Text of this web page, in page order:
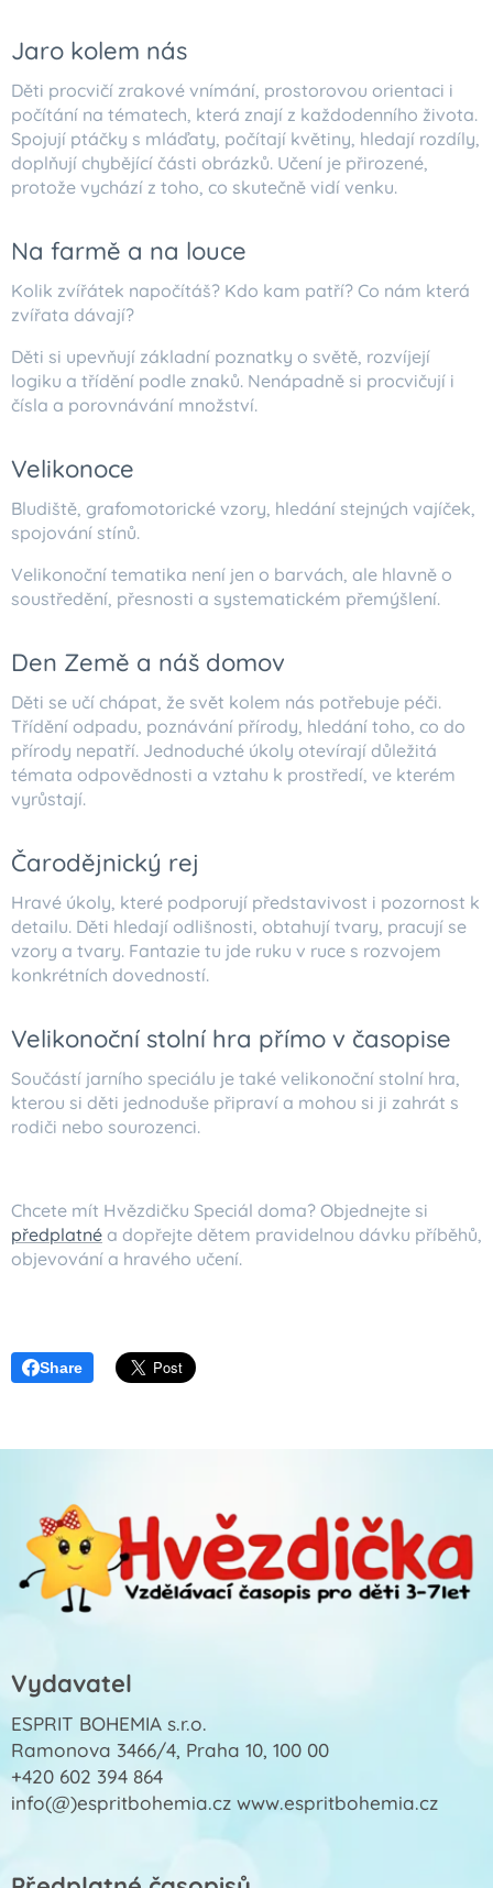
Jaro kolem nás
Děti procvičí zrakové vnímání, prostorovou orientaci i
počítání na tématech, která znají z každodenního života.
Spojují ptáčky s mláďaty, počítají květiny, hledají rozdíly,
doplňují chybějící části obrázků. Učení je přirozené,
protože vychází z toho, co skutečně vidí venku.
Na farmě a na louce
Kolik zvířátek napočítáš? Kdo kam patří? Co nám která
zvířata dávají?
Děti si upevňují základní poznatky o světě, rozvíjejí
logiku a třídění podle znaků. Nenápadně si procvičují i
čísla a porovnávání množství.
Velikonoce
Bludiště, grafomotorické vzory, hledání stejných vajíček,
spojování stínů.
Velikonoční tematika není jen o barvách, ale hlavně o
soustředění, přesnosti a systematickém přemýšlení.
Den Země a náš domov
Děti se učí chápat, že svět kolem nás potřebuje péči.
Třídění odpadu, poznávání přírody, hledání toho, co do
přírody nepatří. Jednoduché úkoly otevírají důležitá
témata odpovědnosti a vztahu k prostředí, ve kterém
vyrůstají.
Čarodějnický rej
Hravé úkoly, které podporují představivost i pozornost k
detailu. Děti hledají odlišnosti, obtahují tvary, pracují se
vzory a tvary. Fantazie tu jde ruku v ruce s rozvojem
konkrétních dovedností.
Velikonoční stolní hra přímo v časopise
Součástí jarního speciálu je také velikonoční stolní hra,
kterou si děti jednoduše připraví a mohou si ji zahrát s
rodiči nebo sourozenci.
Chcete mít Hvězdičku Speciál doma? Objednejte si
předplatné a dopřejte dětem pravidelnou dávku příběhů,
objevování a hravého učení.
Share
Vydavatel
ESPRIT BOHEMIA s.r.o.
Ramonova 3466/4, Praha 10, 100 00
+420 602 394 864
info(@)espritbohemia.cz www.espritbohemia.cz